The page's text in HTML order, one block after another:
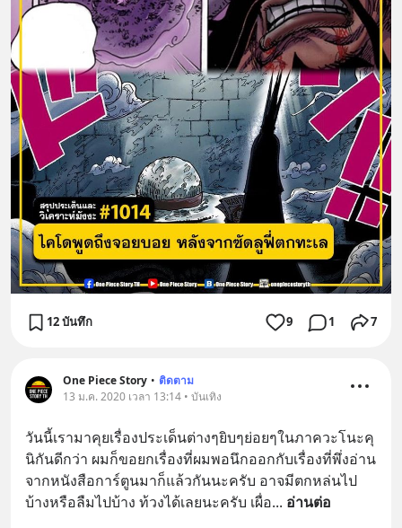
12 บันทึก 9 1 7
One Piece Story • ติดตาม
13 ม.ค. 2020 เวลา 13:14 • บันเทิง
วันนี้เรามาคุยเรื่องประเด็นต่างๆยิบๆย่อยๆในภาควะโนะคุ
นิกันดีกว่า ผมก็ขอยกเรื่องที่ผมพอนึกออกกับเรื่องที่พึ่งอ่าน
จากหนังสือการ์ตูนมาก็แล้วกันนะครับ อาจมีตกหล่นไป
บ้างหรือลืมไปบ้าง ท้วงได้เลยนะครับ เผื่อ... อ่านต่อ